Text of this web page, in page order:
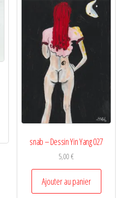
snab – Dessin Yin Yang 027
5,00€
Ajouter au panier